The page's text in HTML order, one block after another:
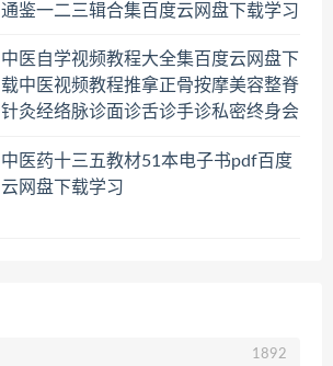
通鉴一二三辑合集百度云网盘下载学习
中医自学视频教程大全集百度云网盘下
载中医视频教程推拿正骨按摩美容整脊
针灸经络脉诊面诊舌诊手诊私密终身会
中医药十三五教材51本电子书pdf百度
云网盘下载学习
1892